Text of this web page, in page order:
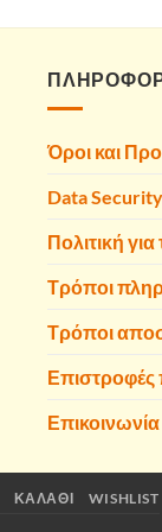
Όροι και
Data
Πολιτική
Τρόποι
Τρόποι
Επικοινωνία
ΚΑΛΆΘΙ WISHLIST